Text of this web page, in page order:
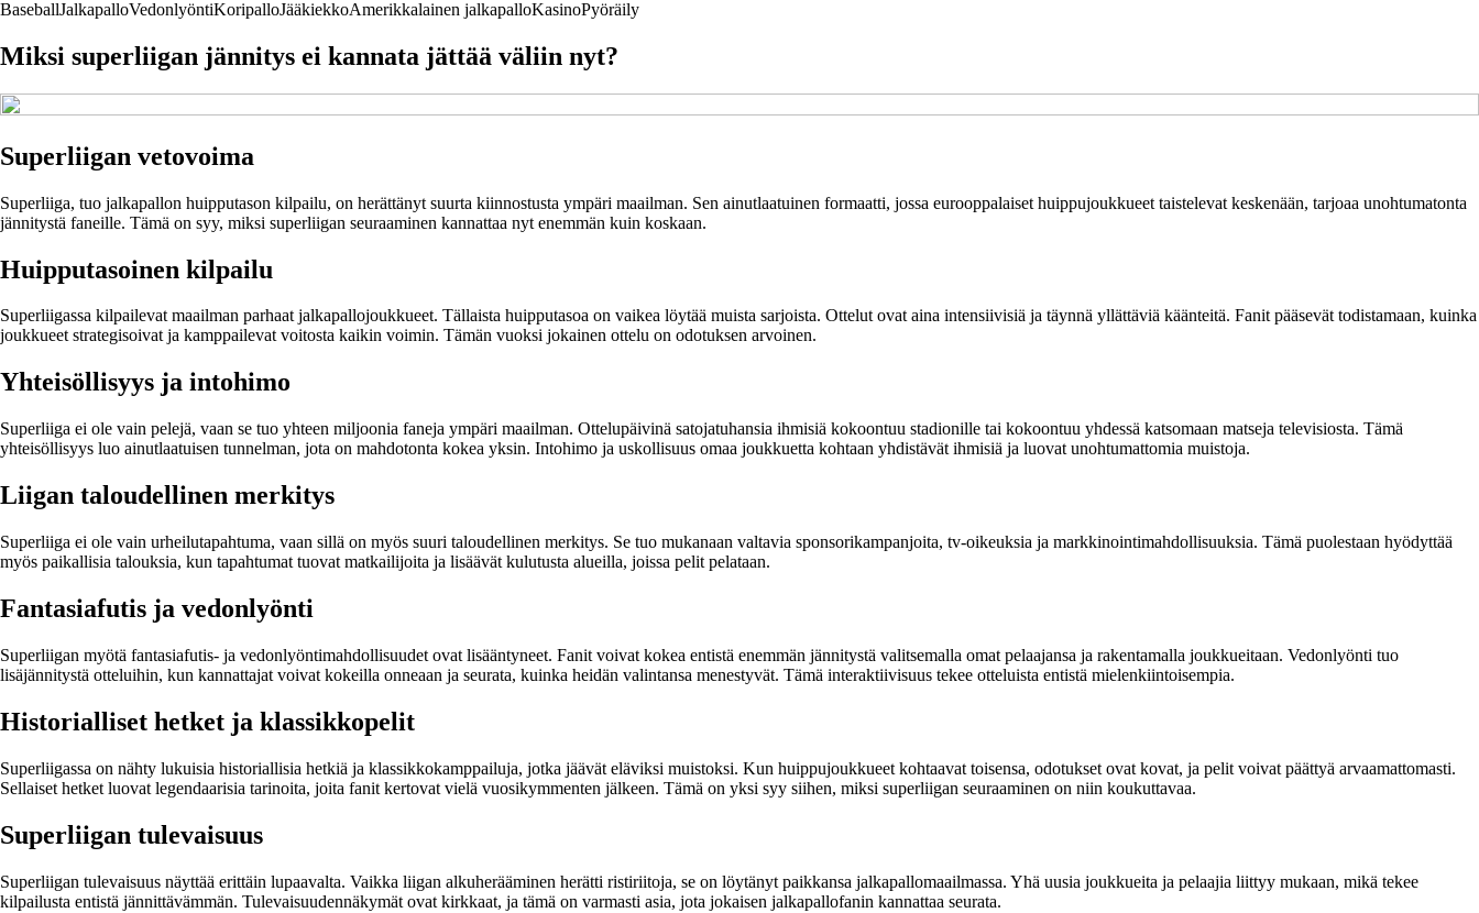
BaseballJalkapalloVedonlyöntiKoripalloJääkiekkoAmerikkalainen jalkapalloKasinoPyöräily
Miksi superliigan jännitys ei kannata jättää väliin nyt?
Superliigan vetovoima
Superliiga, tuo jalkapallon huipputason kilpailu, on herättänyt suurta kiinnostusta ympäri maailman. Sen ainutlaatuinen formaatti, jossa eurooppalaiset huippujoukkueet taistelevat keskenään, tarjoaa unohtumatonta
jännitystä faneille. Tämä on syy, miksi superliigan seuraaminen kannattaa nyt enemmän kuin koskaan.
Huipputasoinen kilpailu
Superliigassa kilpailevat maailman parhaat jalkapallojoukkueet. Tällaista huipputasoa on vaikea löytää muista sarjoista. Ottelut ovat aina intensiivisiä ja täynnä yllättäviä käänteitä. Fanit pääsevät todistamaan, kuinka
joukkueet strategisoivat ja kamppailevat voitosta kaikin voimin. Tämän vuoksi jokainen ottelu on odotuksen arvoinen.
Yhteisöllisyys ja intohimo
Superliiga ei ole vain pelejä, vaan se tuo yhteen miljoonia faneja ympäri maailman. Ottelupäivinä satojatuhansia ihmisiä kokoontuu stadionille tai kokoontuu yhdessä katsomaan matseja televisiosta. Tämä
yhteisöllisyys luo ainutlaatuisen tunnelman, jota on mahdotonta kokea yksin. Intohimo ja uskollisuus omaa joukkuetta kohtaan yhdistävät ihmisiä ja luovat unohtumattomia muistoja.
Liigan taloudellinen merkitys
Superliiga ei ole vain urheilutapahtuma, vaan sillä on myös suuri taloudellinen merkitys. Se tuo mukanaan valtavia sponsorikampanjoita, tv-oikeuksia ja markkinointimahdollisuuksia. Tämä puolestaan hyödyttää
myös paikallisia talouksia, kun tapahtumat tuovat matkailijoita ja lisäävät kulutusta alueilla, joissa pelit pelataan.
Fantasiafutis ja vedonlyönti
Superliigan myötä fantasiafutis- ja vedonlyöntimahdollisuudet ovat lisääntyneet. Fanit voivat kokea entistä enemmän jännitystä valitsemalla omat pelaajansa ja rakentamalla joukkueitaan. Vedonlyönti tuo
lisäjännitystä otteluihin, kun kannattajat voivat kokeilla onneaan ja seurata, kuinka heidän valintansa menestyvät. Tämä interaktiivisuus tekee otteluista entistä mielenkiintoisempia.
Historialliset hetket ja klassikkopelit
Superliigassa on nähty lukuisia historiallisia hetkiä ja klassikkokamppailuja, jotka jäävät eläviksi muistoksi. Kun huippujoukkueet kohtaavat toisensa, odotukset ovat kovat, ja pelit voivat päättyä arvaamattomasti.
Sellaiset hetket luovat legendaarisia tarinoita, joita fanit kertovat vielä vuosikymmenten jälkeen. Tämä on yksi syy siihen, miksi superliigan seuraaminen on niin koukuttavaa.
Superliigan tulevaisuus
Superliigan tulevaisuus näyttää erittäin lupaavalta. Vaikka liigan alkuherääminen herätti ristiriitoja, se on löytänyt paikkansa jalkapallomaailmassa. Yhä uusia joukkueita ja pelaajia liittyy mukaan, mikä tekee
kilpailusta entistä jännittävämmän. Tulevaisuudennäkymät ovat kirkkaat, ja tämä on varmasti asia, jota jokaisen jalkapallofanin kannattaa seurata.